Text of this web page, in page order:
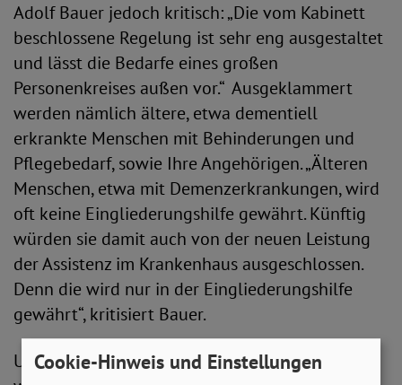
Adolf Bauer jedoch kritisch: „Die vom Kabinett
beschlossene Regelung ist sehr eng ausgestaltet
und lässt die Bedarfe eines großen
Personenkreises außen vor.“ Ausgeklammert
werden nämlich ältere, etwa dementiell
erkrankte Menschen mit Behinderungen und
Pflegebedarf, sowie Ihre Angehörigen. „Älteren
Menschen, etwa mit Demenzerkrankungen, wird
oft keine Eingliederungshilfe gewährt. Künftig
würden sie damit auch von der neuen Leistung
der Assistenz im Krankenhaus ausgeschlossen.
Denn die wird nur in der Eingliederungshilfe
gewährt“, kritisiert Bauer.
Und damit nicht genug. Auch ihre Angehörigen
Cookie-Hinweis und Einstellungen